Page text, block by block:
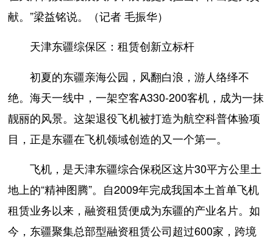
献。”梁益铭说。（记者 毛振华）
天津东疆综保区：租赁创新立标杆
初夏的东疆亲海公园，风翻白浪，游人络绎不
绝。海天一线中，一架空客A330-200客机，成为一抹
靓丽的风景。这架退役飞机被打造为航空科普体验项
目，正是东疆在飞机领域创造的又一个第一。
飞机，是天津东疆综合保税区这片30平方公里土
地上的“精神图腾”。自2009年完成我国本土首单飞机
租赁业务以来，融资租赁便成为东疆的产业名片。如
今，东疆聚集总部型融资租赁公司超过600家，跨境